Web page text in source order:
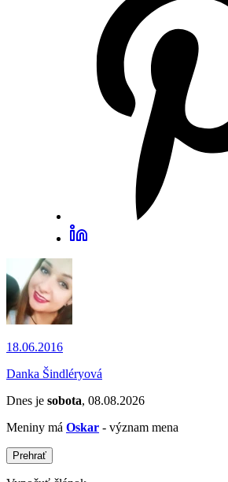
18.06.2016
Danka Šindléryová
Dnes je sobota, 08.08.2026
Meniny má Oskar - význam mena
Prehrať